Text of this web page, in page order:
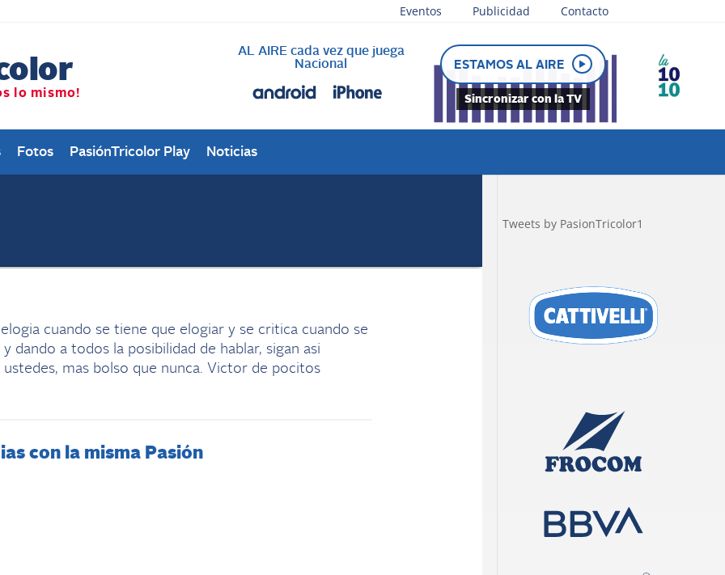
Eventos Publicidad Contacto
AL AIRE cada vez que juega
Nacional
ESTAMOS AL AIRE
Sincronizar con la TV
Fotos PasiónTricolor Play Noticias
cuando se tiene que elogiar y se critica cuando se
dando a todos la posibilidad de hablar, sigan asi
mas bolso que nunca. Victor de pocitos
con la misma Pasión
Tweets by PasionTricolor1